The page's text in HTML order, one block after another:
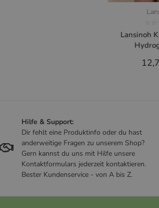
Lansinoh
Hilfe & Support:
Dir fehlt eine Produktinfo oder du hast
anderweitige Fragen zu unserem Shop?
Gern kannst du uns mit Hilfe unsere
Kontaktformulars jederzeit kontaktieren.
Bester Kundenservice - von A bis Z.